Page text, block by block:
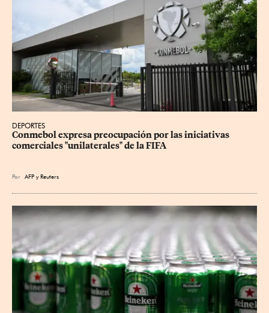
DEPORTES
Conmebol expresa preocupación por las iniciativas
comerciales "unilaterales" de la FIFA
Por AFP yReuters